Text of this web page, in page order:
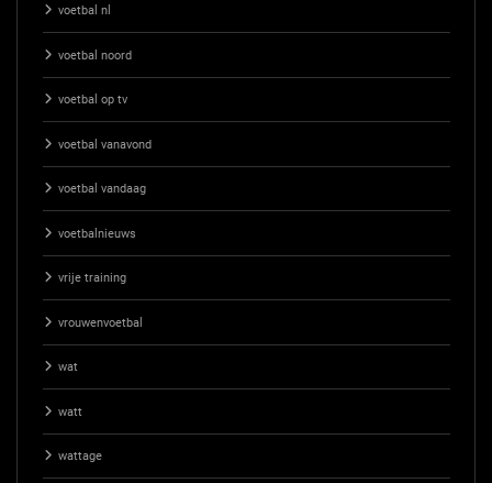
voetbal nl
voetbal noord
voetbal op tv
voetbal vanavond
voetbal vandaag
voetbalnieuws
vrije training
vrouwenvoetbal
wat
watt
wattage